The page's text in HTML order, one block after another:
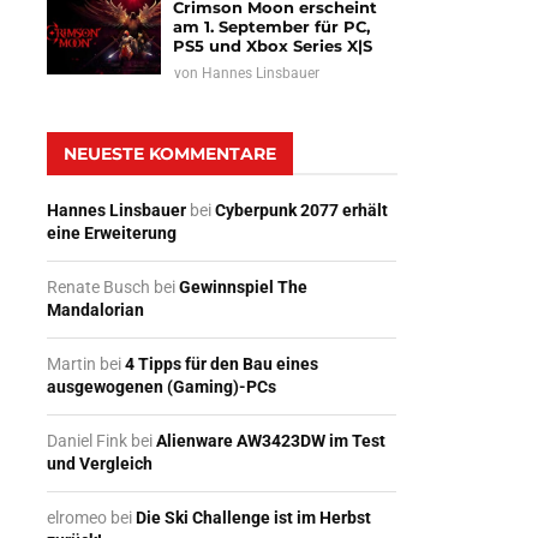
Crimson Moon erscheint
am 1. September für PC,
PS5 und Xbox Series X|S
von Hannes Linsbauer
NEUESTE KOMMENTARE
Hannes Linsbauer beiCyberpunk 2077 erhält
eine Erweiterung
Renate Busch beiGewinnspiel The
Mandalorian
Martin bei4 Tipps für den Bau eines
ausgewogenen (Gaming)-PCs
Daniel Fink beiAlienware AW3423DW im Test
und Vergleich
elromeo beiDie Ski Challenge ist im Herbst